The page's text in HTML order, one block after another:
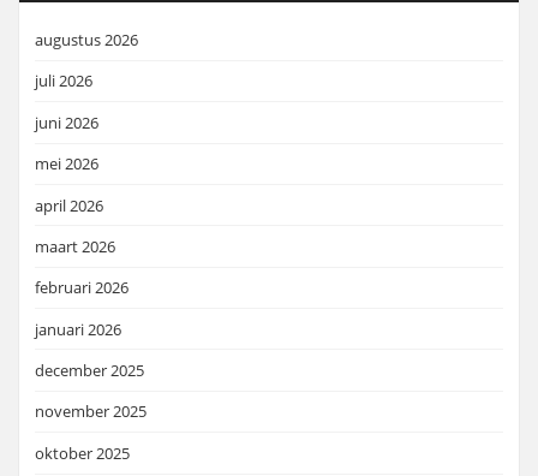
augustus 2026
juli 2026
juni 2026
mei 2026
april 2026
maart 2026
februari 2026
januari 2026
december 2025
november 2025
oktober 2025